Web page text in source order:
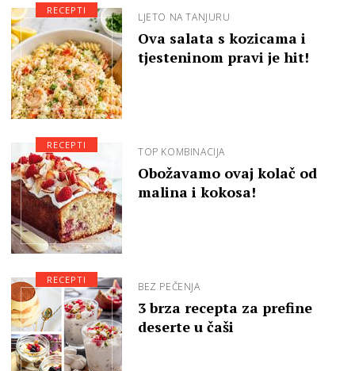
LJETO NA TANJURU
Ova salata s kozicama i
tjesteninom pravi je hit!
RECEPTI
TOP KOMBINACIJA
Obožavamo ovaj kolač od
malina i kokosa!
RECEPTI
BEZ PEČENJA
3 brza recepta za prefine
deserte u čaši
RECEPTI